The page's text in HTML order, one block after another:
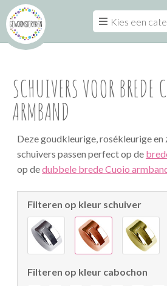
Kies een
SCHUIVERS VOOR BREDE
ARMBAND
Deze goudkleurige, rosékleurige
schuivers passen perfect op de
op dedubbele brede Cuoio
Filteren op kleur schuiver
Filteren op kleur cabochon